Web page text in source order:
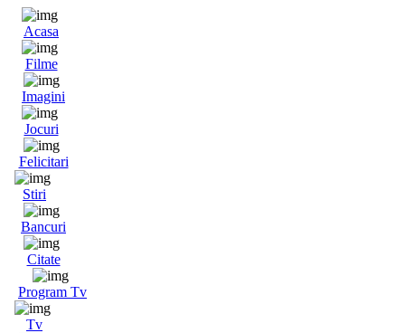
Acasa
Filme
Imagini
Jocuri
Felicitari
Stiri
Bancuri
Citate
Program Tv
Tv